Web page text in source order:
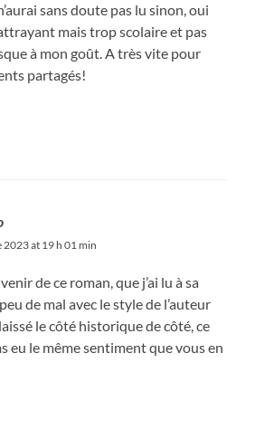
sans doute pas lu sinon, oui
mais trop scolaire et pas
à mon goût. A très vite pour
partagés!
2023 at 19 h 01 min
de ce roman, que j’ai lu à sa
de mal avec le style de l’auteur
le côté historique de côté, ce
eu le même sentiment que vous en